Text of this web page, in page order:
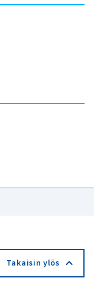
Takaisin ylös